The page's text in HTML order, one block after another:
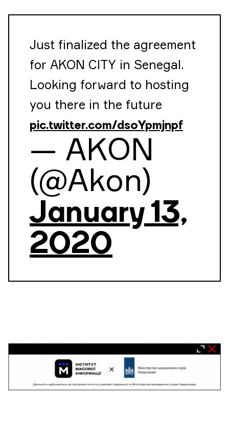
Just finalized the agreement
for AKON CITY in Senegal.
Looking forward to hosting
you there in the future
pic.twitter.com/dsoYpmjnpf
— AKON
(@Akon)
January 13,
2020